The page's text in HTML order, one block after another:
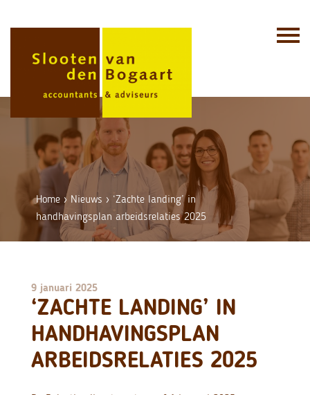
Home › Nieuws › ‘Zachte landing’ in
handhavingsplan arbeidsrelaties 2025
9 januari 2025
‘ZACHTE LANDING’ IN
HANDHAVINGSPLAN
ARBEIDSRELATIES 2025